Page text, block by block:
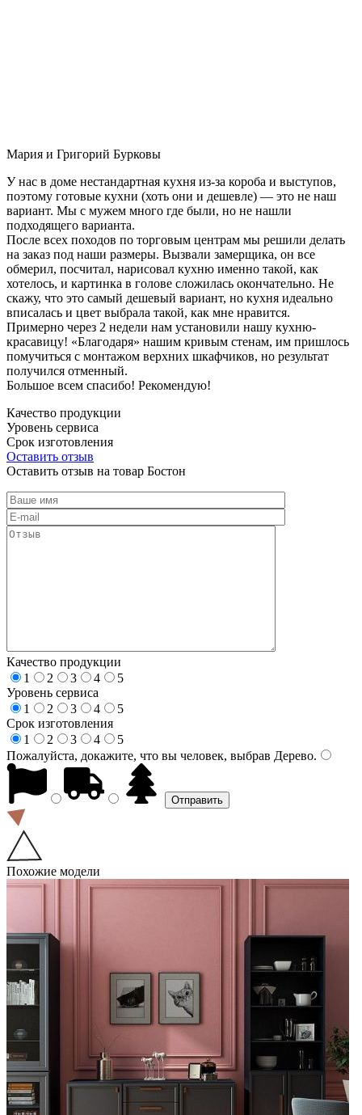
Мария и Григорий Бурковы
У нас в доме нестандартная кухня из-за короба и выступов,
поэтому готовые кухни (хоть они и дешевле) — это не наш
вариант. Мы с мужем много где были, но не нашли
подходящего варианта.
После всех походов по торговым центрам мы решили делать
на заказ под наши размеры. Вызвали замерщика, он все
обмерил, посчитал, нарисовал кухню именно такой, как
хотелось, и картинка в голове сложилась окончательно. Не
скажу, что это самый дешевый вариант, но кухня идеально
вписалась и цвет выбрала такой, как мне нравится.
Примерно через 2 недели нам установили нашу кухню-
красавицу! «Благодаря» нашим кривым стенам, им пришлось
помучиться с монтажом верхних шкафчиков, но результат
получился отменный.
Большое всем спасибо! Рекомендую!
Качество продукции
Уровень сервиса
Срок изготовления
Оставить отзыв
Оставить отзыв на товар Бостон
Качество продукции
1
2 3 4
5
Уровень сервиса
1
2 3 4
5
Срок изготовления
1
2 3 4
5
Пожалуйста, докажите, что вы человек, выбрав Дерево.
Похожие модели